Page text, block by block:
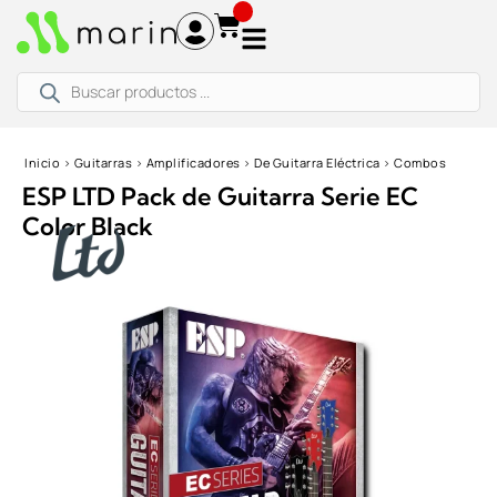
productos
Inicio › Guitarras › Amplificadores › De Guitarra Eléctrica › Combos
ESP LTD Pack de Guitarra Serie EC
Color Black